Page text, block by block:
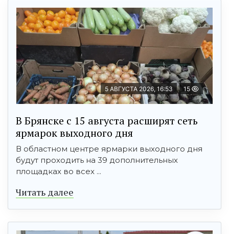
5 АВГУСТА 2026, 16:53 15
В Брянске с 15 августа расширят сеть
ярмарок выходного дня
В областном центре ярмарки выходного дня
будут проходить на 39 дополнительных
площадках во всех ...
Читать далее